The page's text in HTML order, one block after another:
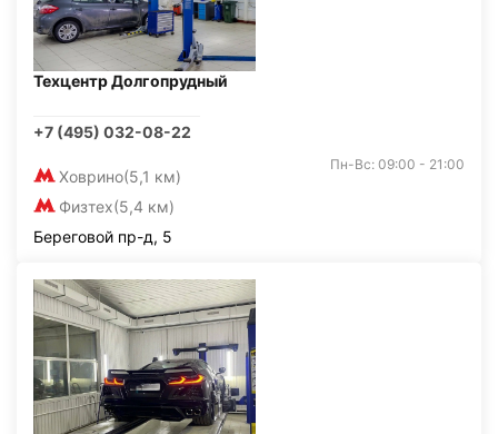
Техцентр Долгопрудный
+7 (495) 032-08-22
Ховрино(5,1 км)
Физтех(5,4 км)
Пн-Вс: 09:00 - 21:00
Береговой пр-д, 5